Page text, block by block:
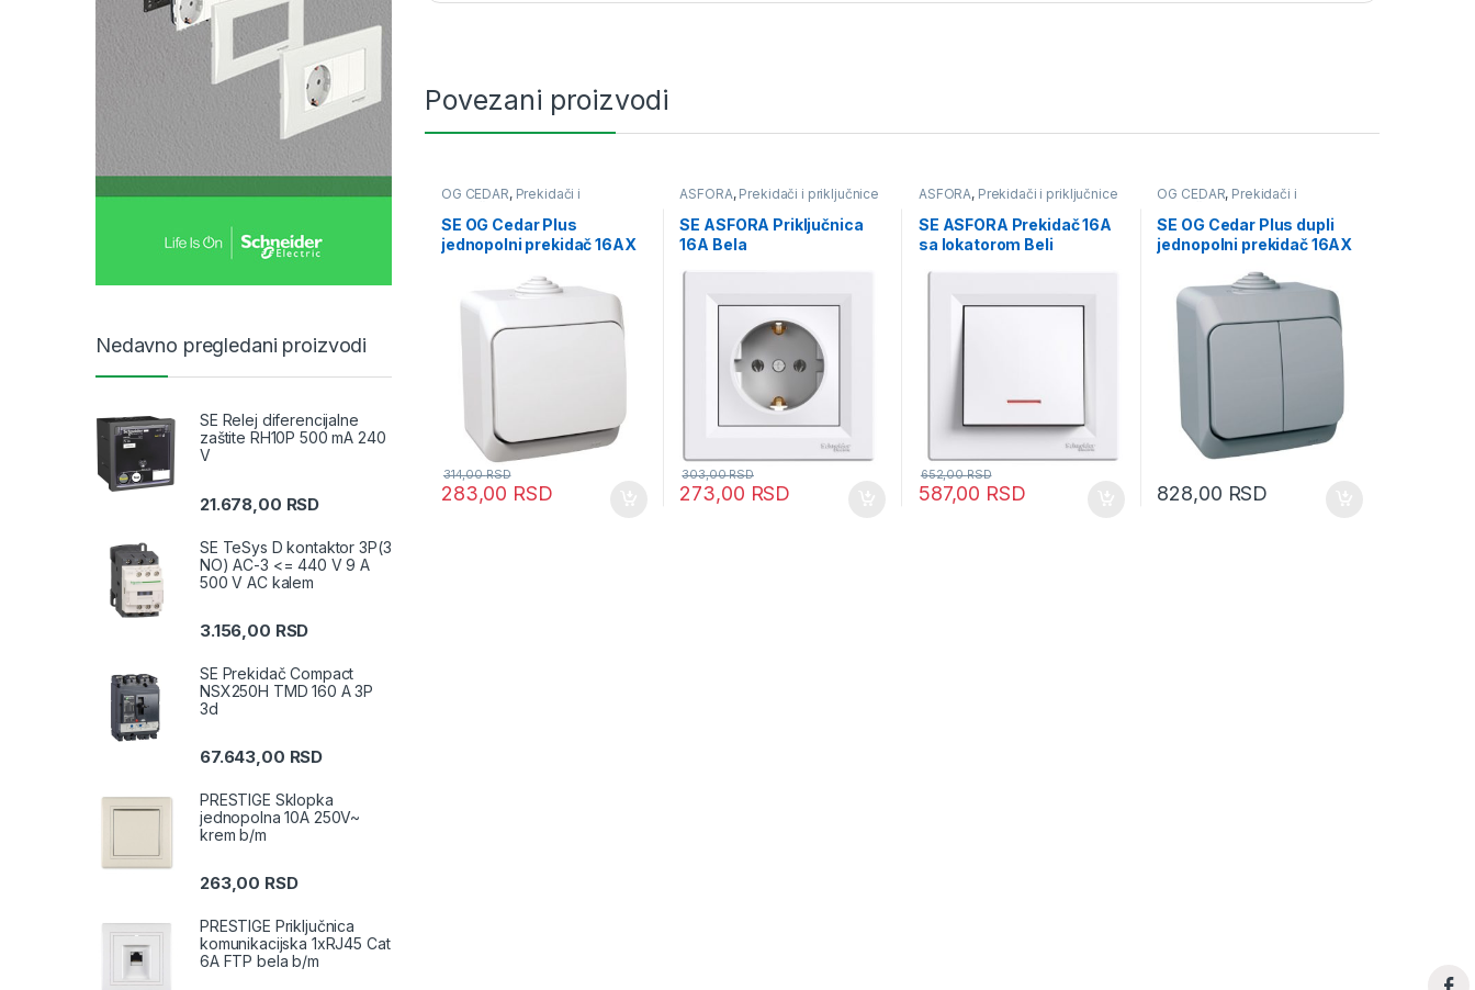
Povezani proizvodi
OG CEDAR, Prekidači i
SE OG Cedar Plus
jednopolni prekidač 16AX
283,00 RSD
314,00RSD
ASFORA, Prekidači i priključnice
SE ASFORA Priključnica
16A Bela
273,00 RSD
303,00RSD
ASFORA, Prekidači i priključnice
SE ASFORA Prekidač 16A
sa lokatorom Beli
587,00 RSD
652,00RSD
OG CEDAR, Prekidači i
SE OG Cedar Plus dupli
jednopolni prekidač 16AX
828,00 RSD
Nedavno pregledani proizvodi
SE Relej diferencijalne
zaštite RH10P 500 mA 240
V
21.678,00 RSD
SE TeSys D kontaktor 3P(3
NO) AC-3 <= 440 V 9 A
500 V AC kalem
3.156,00 RSD
SE Prekidač Compact
NSX250H TMD 160 A 3P
3d
67.643,00 RSD
PRESTIGE Sklopka
jednopolna 10A 250V~
krem b/m
263,00 RSD
PRESTIGE Priključnica
komunikacijska 1xRJ45 Cat
6A FTP bela b/m